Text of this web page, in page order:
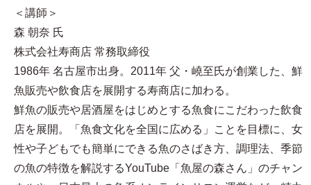
＜講師＞
森 朝奈 氏
株式会社寿商店 常務取締役
1986年 名古屋市出身。2011年 父・嶢至氏が創業した、鮮
魚販売や飲食店を展開する寿商店に加わる。
鮮魚の販売や居酒屋をはじめとする魚食にこだわった飲食
店を展開。「魚食文化を全国に広める」ことを目標に、女
性や子どもでも簡単にできる魚のさばき方、調理法、季節
の魚の特徴を解説するYouTube「魚屋の森さん」のチャン